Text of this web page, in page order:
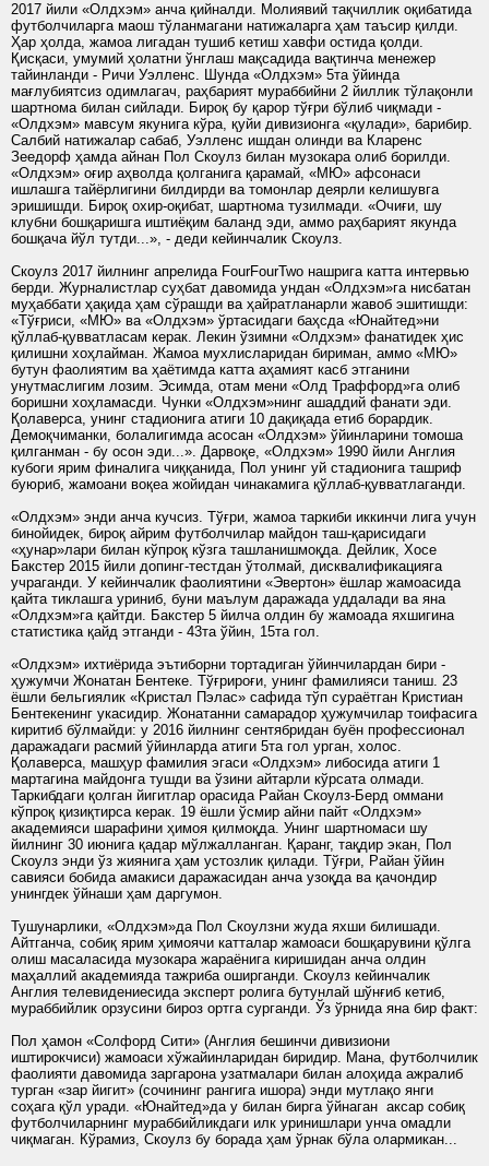
2017 йили «Олдхэм» анча қийналди. Молиявий тақчиллик оқибатида
футболчиларга маош тўланмагани натижаларга ҳам таъсир қилди.
Ҳар ҳолда, жамоа лигадан тушиб кетиш хавфи остида қолди.
Қисқаси, умумий ҳолатни ўнглаш мақсадида вақтинча менежер
тайинланди - Ричи Уэлленс. Шунда «Олдхэм» 5та ўйинда
мағлубиятсиз одимлагач, раҳбарият мураббийни 2 йиллик тўлақонли
шартнома билан сийлади. Бироқ бу қарор тўғри бўлиб чиқмади -
«Олдхэм» мавсум якунига кўра, қуйи дивизионга «қулади», барибир.
Салбий натижалар сабаб, Уэлленс ишдан олинди ва Кларенс
Зеедорф ҳамда айнан Пол Скоулз билан музокара олиб борилди.
«Олдхэм» оғир аҳволда қолганига қарамай, «МЮ» афсонаси
ишлашга тайёрлигини билдирди ва томонлар деярли келишувга
эришишди. Бироқ охир-оқибат, шартнома тузилмади. «Очиғи, шу
клубни бошқаришга иштиёқим баланд эди, аммо раҳбарият якунда
бошқача йўл тутди...», - деди кейинчалик Скоулз.
Скоулз 2017 йилнинг апрелида FourFourTwo нашрига катта интервью
берди. Журналистлар суҳбат давомида ундан «Олдхэм»га нисбатан
муҳаббати ҳақида ҳам сўрашди ва ҳайратланарли жавоб эшитишди:
«Тўғриси, «МЮ» ва «Олдхэм» ўртасидаги баҳсда «Юнайтед»ни
қўллаб-қувватласам керак. Лекин ўзимни «Олдхэм» фанатидек ҳис
қилишни хоҳлайман. Жамоа мухлисларидан бириман, аммо «МЮ»
бутун фаолиятим ва ҳаётимда катта аҳамият касб этганини
унутмаслигим лозим. Эсимда, отам мени «Олд Траффорд»га олиб
боришни хоҳламасди. Чунки «Олдхэм»нинг ашаддий фанати эди.
Қолаверса, унинг стадионига атиги 10 дақиқада етиб борардик.
Демоқчиманки, болалигимда асосан «Олдхэм» ўйинларини томоша
қилганман - бу осон эди...». Дарвоқе, «Олдхэм» 1990 йили Англия
кубоги ярим финалига чиққанида, Пол унинг уй стадионига ташриф
буюриб, жамоани воқеа жойидан чинакамига қўллаб-қувватлаганди.
«Олдхэм» энди анча кучсиз. Тўғри, жамоа таркиби иккинчи лига учун
бинойидек, бироқ айрим футболчилар майдон таш-қарисидаги
«ҳунар»лари билан кўпроқ кўзга ташланишмоқда. Дейлик, Хосе
Бакстер 2015 йили допинг-тестдан ўтолмай, дисквалификацияга
учраганди. У кейинчалик фаолиятини «Эвертон» ёшлар жамоасида
қайта тиклашга уриниб, буни маълум даражада уддалади ва яна
«Олдхэм»га қайтди. Бакстер 5 йилча олдин бу жамоада яхшигина
статистика қайд этганди - 43та ўйин, 15та гол.
«Олдхэм» ихтиёрида эътиборни тортадиган ўйинчилардан бири -
ҳужумчи Жонатан Бентеке. Тўғрироғи, унинг фамилияси таниш. 23
ёшли бельгиялик «Кристал Пэлас» сафида тўп сураётган Кристиан
Бентекенинг укасидир. Жонатанни самарадор ҳужумчилар тоифасига
киритиб бўлмайди: у 2016 йилнинг сентябридан буён профессионал
даражадаги расмий ўйинларда атиги 5та гол урган, холос.
Қолаверса, машҳур фамилия эгаси «Олдхэм» либосида атиги 1
мартагина майдонга тушди ва ўзини айтарли кўрсата олмади.
Таркибдаги қолган йигитлар орасида Райан Скоулз-Берд оммани
кўпроқ қизиқтирса керак. 19 ёшли ўсмир айни пайт «Олдхэм»
академияси шарафини ҳимоя қилмоқда. Унинг шартномаси шу
йилнинг 30 июнига қадар мўлжалланган. Қаранг, тақдир экан, Пол
Скоулз энди ўз жиянига ҳам устозлик қилади. Тўғри, Райан ўйин
савияси бобида амакиси даражасидан анча узоқда ва қачондир
унингдек ўйнаши ҳам даргумон.
Тушунарлики, «Олдхэм»да Пол Скоулзни жуда яхши билишади.
Айтганча, собиқ ярим ҳимоячи катталар жамоаси бошқарувини қўлга
олиш масаласида музокара жараёнига киришидан анча олдин
маҳаллий академияда тажриба оширганди. Скоулз кейинчалик
Англия телевидениесида эксперт ролига бутунлай шўнғиб кетиб,
мураббийлик орзусини бироз ортга сурганди. Ўз ўрнида яна бир факт:
Пол ҳамон «Солфорд Сити» (Англия бешинчи дивизиони
иштирокчиси) жамоаси хўжайинларидан биридир. Мана, футболчилик
фаолияти давомида заргарона узатмалари билан алоҳида ажралиб
турган «зар йигит» (сочининг рангига ишора) энди мутлақо янги
соҳага қўл уради. «Юнайтед»да у билан бирга ўйнаган аксар собиқ
футболчиларнинг мураббийликдаги илк уринишлари унча омадли
чиқмаган. Кўрамиз, Скоулз бу борада ҳам ўрнак бўла олармикан...